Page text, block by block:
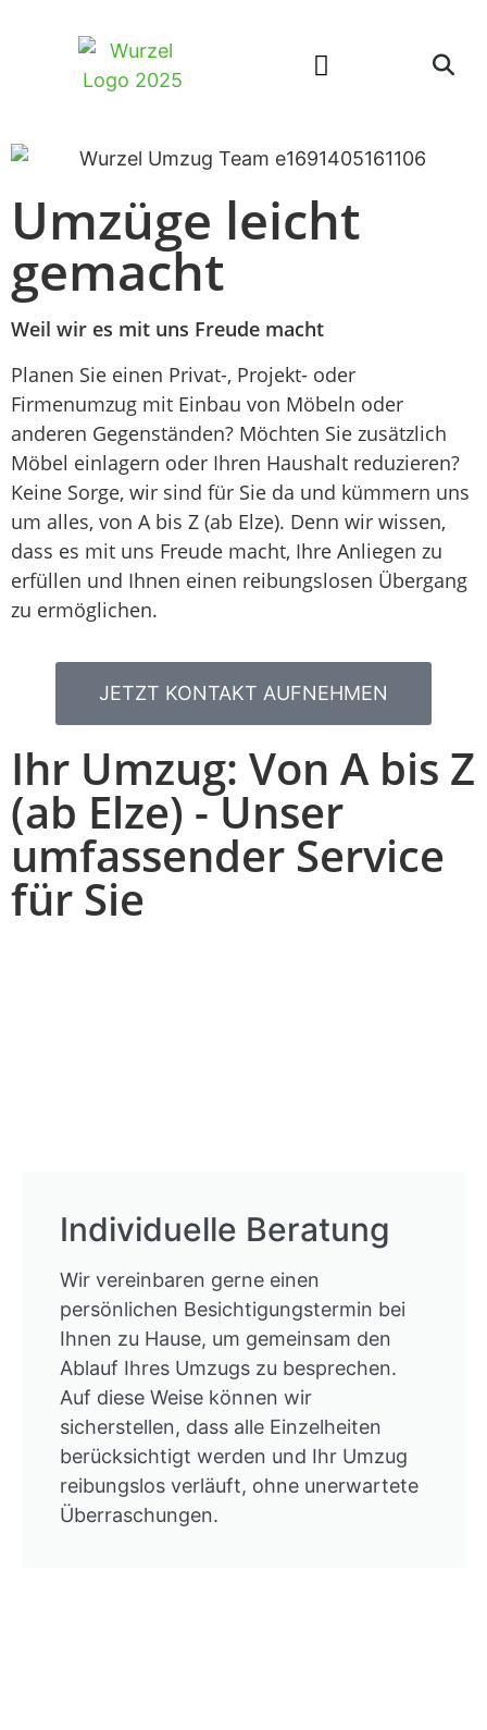
Umzüge leicht
gemacht
Weil wir es mit uns Freude macht
Planen Sie einen Privat-, Projekt- oder
Firmenumzug mit Einbau von Möbeln oder
anderen Gegenständen? Möchten Sie zusätzlich
Möbel einlagern oder Ihren Haushalt reduzieren?
Keine Sorge, wir sind für Sie da und kümmern uns
um alles, von A bis Z (ab Elze). Denn wir wissen,
dass es mit uns Freude macht, Ihre Anliegen zu
erfüllen und Ihnen einen reibungslosen Übergang
zu ermöglichen.
JETZT KONTAKT AUFNEHMEN
Ihr Umzug: Von A bis Z
(ab Elze) - Unser
umfassender Service
für Sie
Individuelle Beratung
Wir vereinbaren gerne einen
persönlichen Besichtigungstermin bei
Ihnen zu Hause, um gemeinsam den
Ablauf Ihres Umzugs zu besprechen.
Auf diese Weise können wir
sicherstellen, dass alle Einzelheiten
berücksichtigt werden und Ihr Umzug
reibungslos verläuft, ohne unerwartete
Überraschungen.